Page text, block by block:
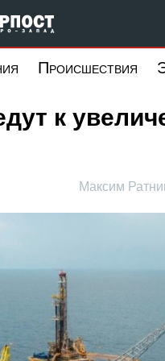
Форпост Северо-Запад
Происшествия
к
Максим